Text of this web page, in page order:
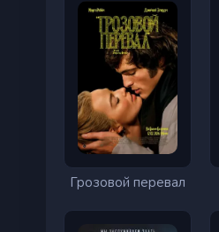
Грозовой перевал